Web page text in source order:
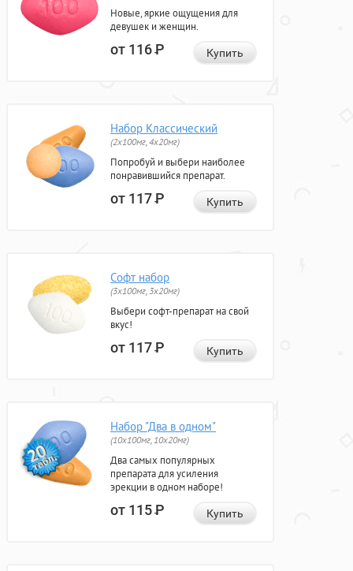
Новые, яркие ощущения для
девушек и женщин.
от 116Р Купить
Набор Классический
(2x100мг, 4x20мг)
Попробуй и выбери наиболее
понравившийся препарат.
от 117Р Купить
Софт набор
(3x100мг, 3x20мг)
Выбери софт-препарат на свой
вкус!
от 117Р Купить
Набор "Два в одном"
(10x100мг, 10x20мг)
Два самых популярных
препарата для усиления
эрекции в одном наборе!
от 115Р Купить